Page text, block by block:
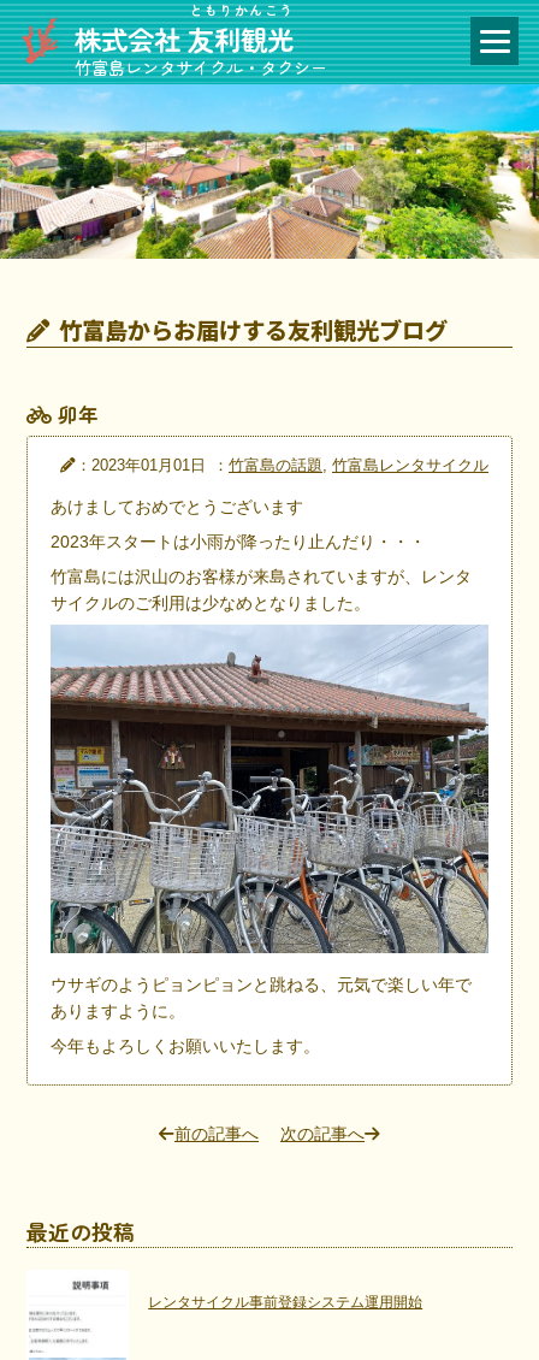
株式会社友利観光
ともりかんこう
竹富島レンタサイクル・タクシー
竹富島からお届けする友利観光ブログ
最近の投稿
レンタサイクル事前登録システム運用開始
卯年
： 竹富島の話題, 竹富島レンタサイクル
：2023年01月01日
あけましておめでとうございます
2023年スタートは小雨が降ったり止んだり・・・
竹富島には沢山のお客様が来島されていますが、レンタ
サイクルのご利用は少なめとなりました。
ウサギのようピョンピョンと跳ねる、元気で楽しい年で
ありますように。
今年もよろしくお願いいたします。
前の記事へ 次の記事へ